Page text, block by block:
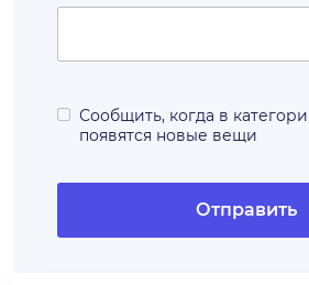
Сообщить, когда в
появятся новые вещи
Отправить